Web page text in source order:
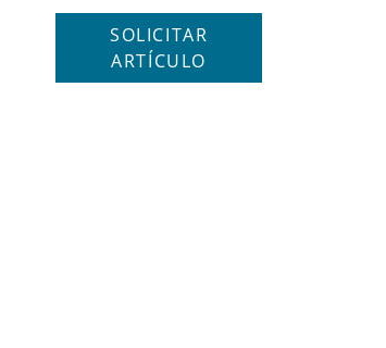
SOLICITAR
ARTÍCULO